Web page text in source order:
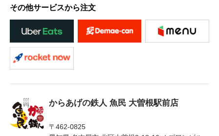
その他サービスから注文
からあげの鉄人 魚民 大曽根駅前店
〒462-0825